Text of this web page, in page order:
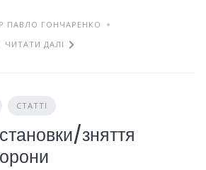
ПАВЛО ГОНЧАРЕНКО
ЧИТАТИ ДАЛІ
СТАТТІ
зняття